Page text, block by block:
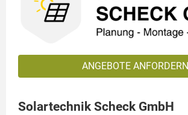
ANGEBOTE ANFORDERN
Solartechnik Scheck GmbH